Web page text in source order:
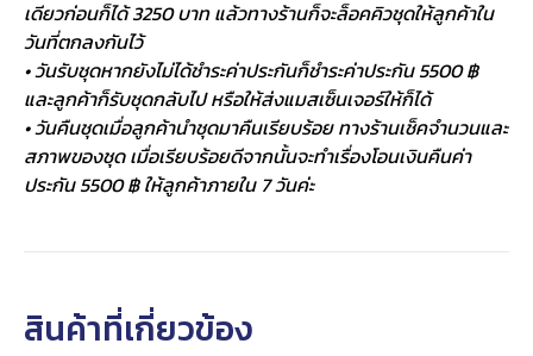
เดียวก่อนก็ได้ 3250 บาท แล้วทางร้านก็จะล็อคคิวชุดให้ลูกค้าใน
วันที่ตกลงกันไว้
• วันรับชุดหากยังไม่ได้ชำระค่าประกันก็ชำระค่าประกัน 5500 ฿
และลูกค้าก็รับชุดกลับไป หรือให้ส่งแมสเซ็นเจอร์ให้ก็ได้
• วันคืนชุดเมื่อลูกค้านำชุดมาคืนเรียบร้อย ทางร้านเช็คจำนวนและ
สภาพของชุด เมื่อเรียบร้อยดีจากนั้นจะทำเรื่องโอนเงินคืนค่า
ประกัน 5500 ฿ ให้ลูกค้าภายใน 7 วันค่ะ
สินค้าที่เกี่ยวข้อง